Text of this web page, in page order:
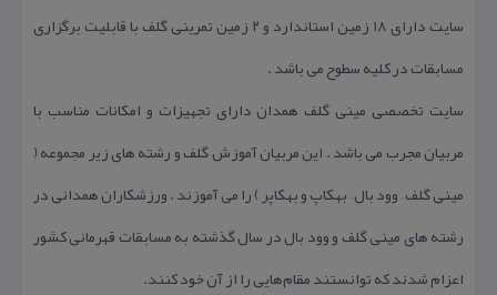
سایت دارای ۱۸ زمین استاندارد و ۲ زمین تمرینی گلف با قابلیت برگزاری
مسابقات در كلیه سطوح می باشد .
سایت تخصصی مینی گلف همدان دارای تجهیزات و امكانات مناسب با
مربیان مجرب می باشد . این مربیان آموزش گلف و رشته های زیر مجموعه (
مینی گلف – وود بال – بهكاپ و بهكاپر ) را می آموزند . ورزشكاران همدانی در
رشته های مینی گلف و وود بال در سال گذشته به مسابقات قهرمانی كشور
اعزام شدند كه توانستند مقام‌هایی را از آن خود كنند.